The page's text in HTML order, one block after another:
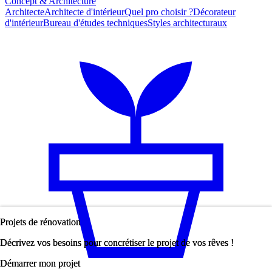
ArchitecteArchitecte d'intérieurQuel pro choisir ?Décorateur
d'intérieurBureau d'études techniquesStyles architecturaux
Projets de rénovation
Décrivez vos besoins pour concrétiser le projet de vos rêves !
Démarrer mon projet
Projets de rénovation
Décrivez vos besoins pour concrétiser le projet de vos rêves !
Démarrer mon projet